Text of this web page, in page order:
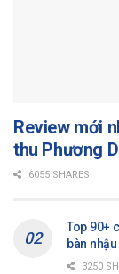
Review mới
thu Phương
6055 SHARES
Top 90+
bàn nhậu
3250